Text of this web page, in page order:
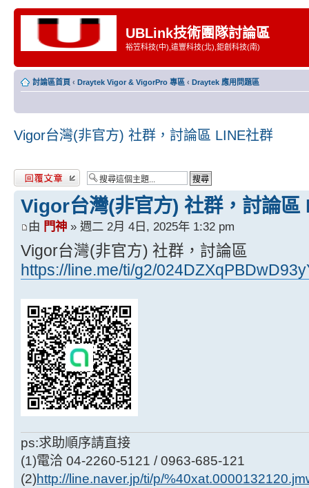
UBLink技術團隊討論區
裕笠科技(中),遠豐科技(北),鉅創科技(南)
討論區首頁 ‹ Draytek Vigor & VigorPro 專區 ‹ Draytek 應用問題區
Vigor台灣(非官方) 社群，討論區 LINE社群
發表回覆
Vigor台灣(非官方) 社群，討論區
由 門神 » 週二 2月 4日, 2025年 1:32 pm
Vigor台灣(非官方) 社群，討論區
https://line.me/ti/g2/
ps:求助順序請直接
(1)電洽 04-2260-5121 / 0963-685-121
(2)http://line.naver.jp/ti/p/